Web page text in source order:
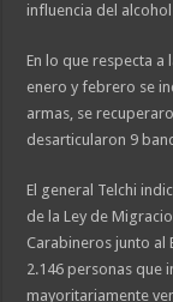
influencia del
En lo que respecta a
enero y febrero se
armas, se
desarticularon 9
El general Telchi
de la Ley de
Carabineros junto al
2.146 personas que
mayoritariamente